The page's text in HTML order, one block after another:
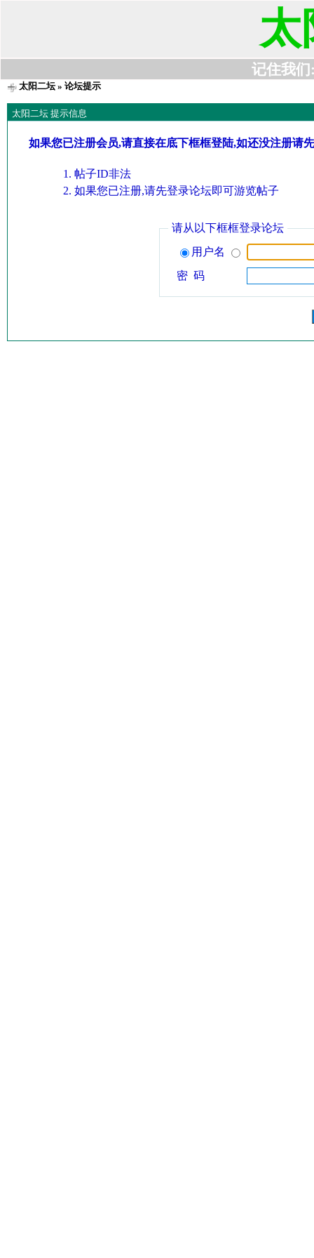
太
记住我们
太阳二坛» 论坛提示
太阳二坛 提示信息
如果您已注册会员,请直接在底下框框登陆,如还没注册请
帖子ID非法
如果您已注册,请先登录论坛即可游览帖子
请从以下框框登录论坛
用户名
密 码